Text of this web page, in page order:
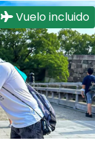
Vuelo incluido